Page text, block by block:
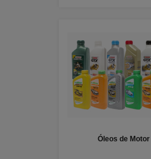
Óleos de Motor